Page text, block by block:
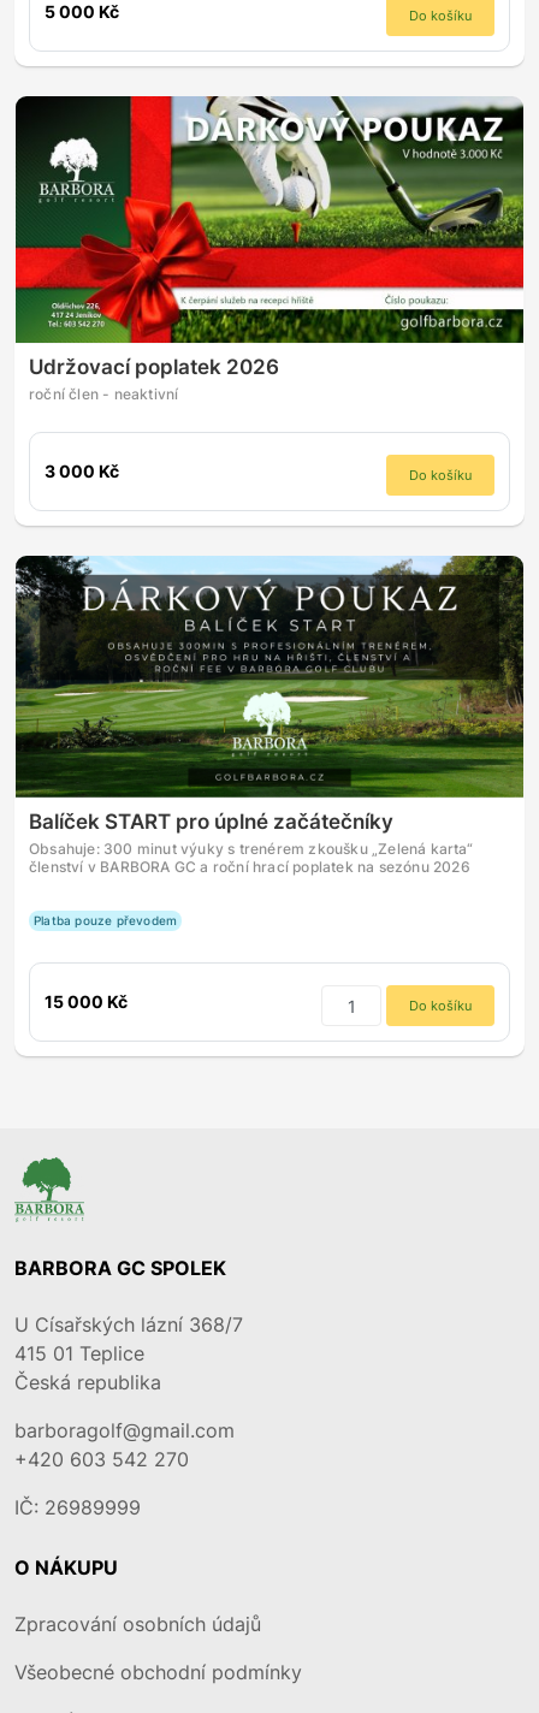
5 000 Kč Do košíku
Udržovací poplatek 2026
roční člen - neaktivní
3 000 Kč Do košíku
Balíček START pro úplné začátečníky
Obsahuje: 300 minut výuky s trenérem zkoušku „Zelená karta“
členství v BARBORA GC a roční hrací poplatek na sezónu 2026
Platba pouze převodem
15 000 Kč Do košíku
BARBORA GC SPOLEK
U Císařských lázní 368/7
415 01 Teplice
Česká republika
barboragolf@gmail.com
+420 603 542 270
IČ: 26989999
O NÁKUPU
Zpracování osobních údajů
Všeobecné obchodní podmínky